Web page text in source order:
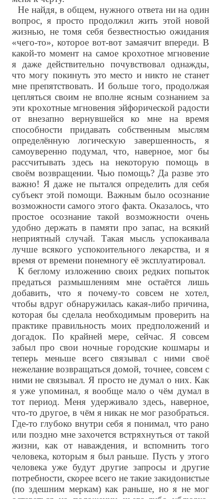
Не найдя, в общем, нужного ответа ни на один
вопрос, я просто продолжил жить этой новой
жизнью, не томя себя безвестностью ожидания
«чего-то», которое вот-вот замаячит впереди. В
какой-то момент на самое крохотное мгновение
я даже действительно почувствовал однажды,
что могу покинуть это место и никто не станет
мне препятствовать. И больше того, продолжая
цепляться своим не вполне ясным сознанием за
эти крохотные мгновения эйфорической радости
от внезапно вернувшейся ко мне на время
способности придавать собственным мыслям
определённую логическую завершенность, я
самоуверенно подумал, что, наверное, мог бы
рассчитывать здесь на некоторую помощь в
своём возвращении. Чью помощь? Да разве это
важно! Я даже не пытался определить для себя
субъект этой помощи. Важным было осознание
возможности самого этого факта. Оказалось, что
простое осознание такой возможности очень
удобно держать в памяти про запас, на всякий
неприятный случай. Такая мысль успокаивала
лучше всякого успокоительного лекарства, и я
время от времени понемногу её эксплуатировал.
К беглому изложению своих редких попыток
предаться размышлениям мне остаётся лишь
добавить, что я почему-то совсем не хотел,
чтобы вдруг обнаружилась какая-либо причина,
которая бы сделала необходимым проверить на
практике правильность моих предположений и
догадок. По крайней мере, сейчас. Я совсем
забыл про свои ночные городские кошмары и
теперь меньше всего связывал с ними своё
нежелание возвращаться домой, точнее, совсем с
ними не связывал. Я просто не думал о них. Как
я уже упоминал, я вообще мало о чём думал в
тот период. Меня удерживало здесь, наверное,
что-то другое, в чём я никак не мог разобраться.
Где-то глубоко внутри себя я понимал, что рано
или поздно мне захочется встряхнуться от такой
жизни, как от наваждения, и вспомнить того
человека, которым я был раньше. Пусть у этого
человека уже будут другие запросы и другие
потребности, скорее всего не такие закидонистые
(по здешним меркам) как раньше, но я не мог